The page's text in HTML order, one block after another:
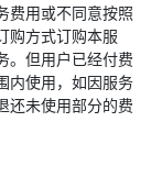
费用或不同意按照
购方式订购本服
。但用户已经付费
内使用，如因服务
还未使用部分的费